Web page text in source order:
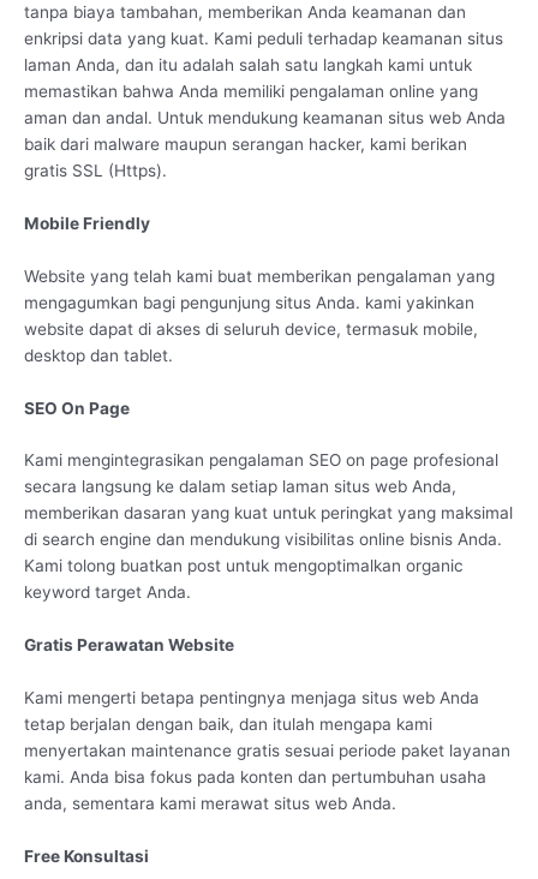
tanpa biaya tambahan, memberikan Anda keamanan dan
enkripsi data yang kuat. Kami peduli terhadap keamanan situs
laman Anda, dan itu adalah salah satu langkah kami untuk
memastikan bahwa Anda memiliki pengalaman online yang
aman dan andal. Untuk mendukung keamanan situs web Anda
baik dari malware maupun serangan hacker, kami berikan
gratis SSL (Https).
Mobile Friendly
Website yang telah kami buat memberikan pengalaman yang
mengagumkan bagi pengunjung situs Anda. kami yakinkan
website dapat di akses di seluruh device, termasuk mobile,
desktop dan tablet.
SEO On Page
Kami mengintegrasikan pengalaman SEO on page profesional
secara langsung ke dalam setiap laman situs web Anda,
memberikan dasaran yang kuat untuk peringkat yang maksimal
di search engine dan mendukung visibilitas online bisnis Anda.
Kami tolong buatkan post untuk mengoptimalkan organic
keyword target Anda.
Gratis Perawatan Website
Kami mengerti betapa pentingnya menjaga situs web Anda
tetap berjalan dengan baik, dan itulah mengapa kami
menyertakan maintenance gratis sesuai periode paket layanan
kami. Anda bisa fokus pada konten dan pertumbuhan usaha
anda, sementara kami merawat situs web Anda.
Free Konsultasi